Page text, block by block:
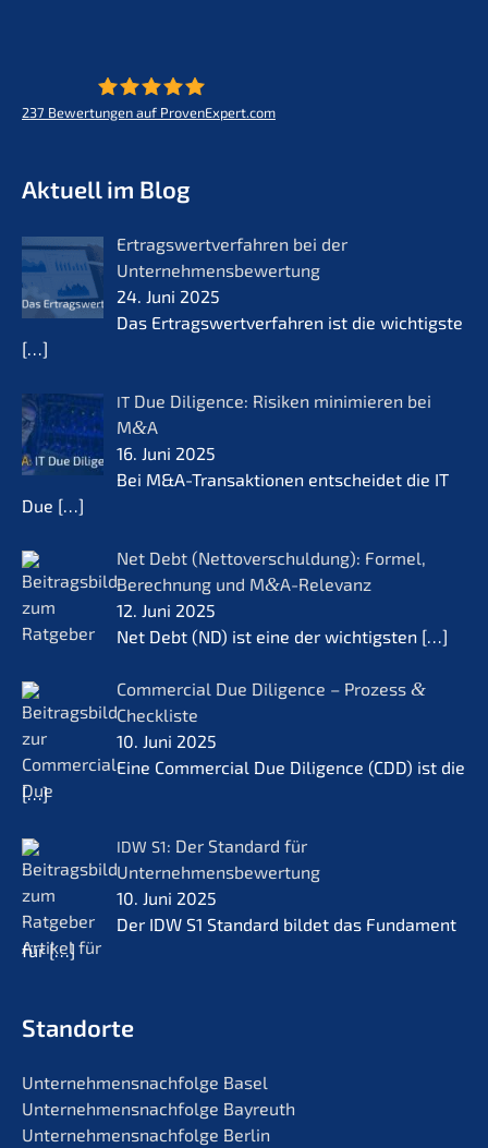
237 Bewertungen auf ProvenExpert.com
Aktuell im Blog
Ertrags­wert­ver­fah­ren bei der
Unternehmensbewertung
24. Juni 2025
Das Ertrags­wert­ver­fah­ren ist die wichtigs­te
[…]
IT Due Diligence: Risiken minimie­ren bei
M&A
16. Juni 2025
Bei M&A-Transaktionen entschei­det die IT
Due […]
Net Debt (Netto­ver­schul­dung): Formel,
Berech­nung und M&A-Relevanz
12. Juni 2025
Net Debt (ND) ist eine der wichtigs­ten […]
Commer­cial Due Diligence – Prozess &
Checkliste
10. Juni 2025
Eine Commer­cial Due Diligence (CDD) ist die
[…]
IDW S1: Der Standard für
Unternehmensbewertung
10. Juni 2025
Der IDW S1 Standard bildet das Funda­ment
für[…]
Standorte
Unternehmens­nachfolge Basel
Unternehmens­nachfolge Bayreuth
Unternehmens­nachfolge Berlin